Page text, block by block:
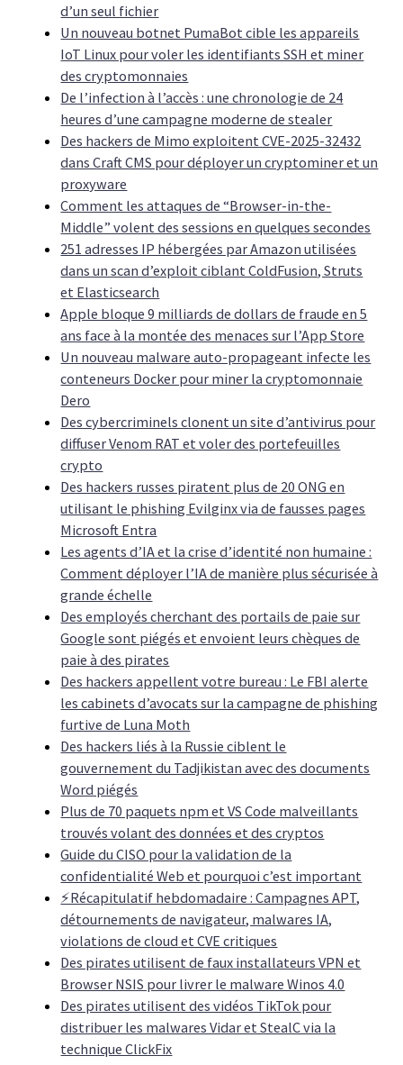
d’un seul fichier
Un nouveau botnet PumaBot cible les appareils
IoT Linux pour voler les identifiants SSH et miner
des cryptomonnaies
De l’infection à l’accès : une chronologie de 24
heures d’une campagne moderne de stealer
Des hackers de Mimo exploitent CVE-2025-32432
dans Craft CMS pour déployer un cryptominer et un
proxyware
Comment les attaques de “Browser-in-the-
Middle” volent des sessions en quelques secondes
251 adresses IP hébergées par Amazon utilisées
dans un scan d’exploit ciblant ColdFusion, Struts
et Elasticsearch
Apple bloque 9 milliards de dollars de fraude en 5
ans face à la montée des menaces sur l’App Store
Un nouveau malware auto-propageant infecte les
conteneurs Docker pour miner la cryptomonnaie
Dero
Des cybercriminels clonent un site d’antivirus pour
diffuser Venom RAT et voler des portefeuilles
crypto
Des hackers russes piratent plus de 20 ONG en
utilisant le phishing Evilginx via de fausses pages
Microsoft Entra
Les agents d’IA et la crise d’identité non humaine :
Comment déployer l’IA de manière plus sécurisée à
grande échelle
Des employés cherchant des portails de paie sur
Google sont piégés et envoient leurs chèques de
paie à des pirates
Des hackers appellent votre bureau : Le FBI alerte
les cabinets d’avocats sur la campagne de phishing
furtive de Luna Moth
Des hackers liés à la Russie ciblent le
gouvernement du Tadjikistan avec des documents
Word piégés
Plus de 70 paquets npm et VS Code malveillants
trouvés volant des données et des cryptos
Guide du CISO pour la validation de la
confidentialité Web et pourquoi c’est important
⚡Récapitulatif hebdomadaire : Campagnes APT,
détournements de navigateur, malwares IA,
violations de cloud et CVE critiques
Des pirates utilisent de faux installateurs VPN et
Browser NSIS pour livrer le malware Winos 4.0
Des pirates utilisent des vidéos TikTok pour
distribuer les malwares Vidar et StealC via la
technique ClickFix